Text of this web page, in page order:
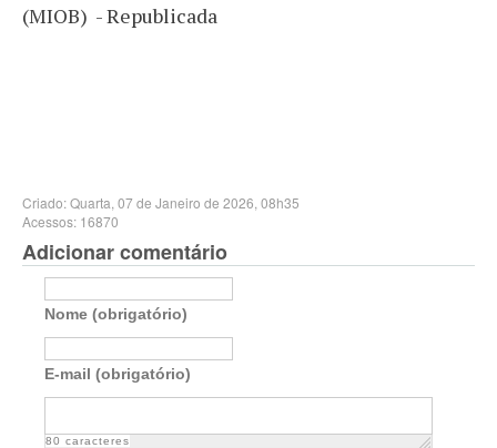
(MIOB) - Republicada
Criado: Quarta, 07 de Janeiro de 2026, 08h35
Acessos: 16870
Adicionar comentário
Nome (obrigatório)
E-mail (obrigatório)
80 caracteres